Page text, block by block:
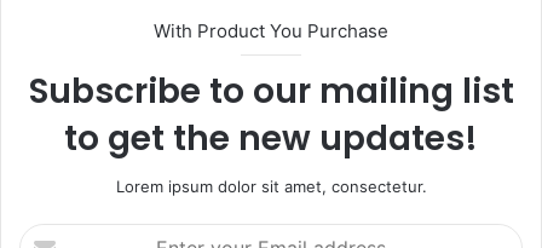
With Product You Purchase
Subscribe to our mailing list
to get the new updates!
Lorem ipsum dolor sit amet, consectetur.
Enter